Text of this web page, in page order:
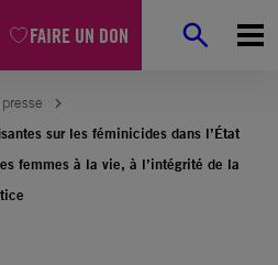
FAIRE UN DON
sur les féminicides dans l’État
femmes à la vie, à l’intégrité de la